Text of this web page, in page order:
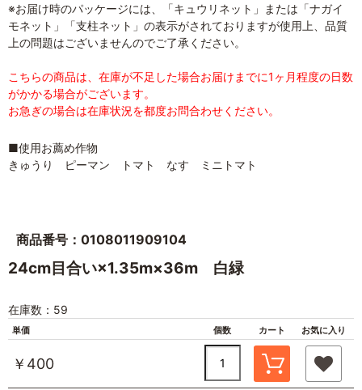
※お届け時のパッケージには、「キュウリネット」または「ナガイ
モネット」「支柱ネット」の表示がされておりますが使用上、品質
上の問題はございませんのでご了承ください。
こちらの商品は、在庫が不足した場合お届けまでに1ヶ月程度の日数
がかかる場合がございます。
お急ぎの場合は在庫状況を都度お問合わせください。
■使用お薦め作物
きゅうり ピーマン トマト なす ミニトマト
商品番号：0108011909104
24cm目合い×1.35m×36m 白緑
在庫数：59
単価 個数 カート お気に入り
￥400